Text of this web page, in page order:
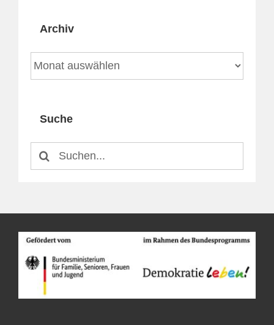
Archiv
Archiv
Suche
Suche
nach: